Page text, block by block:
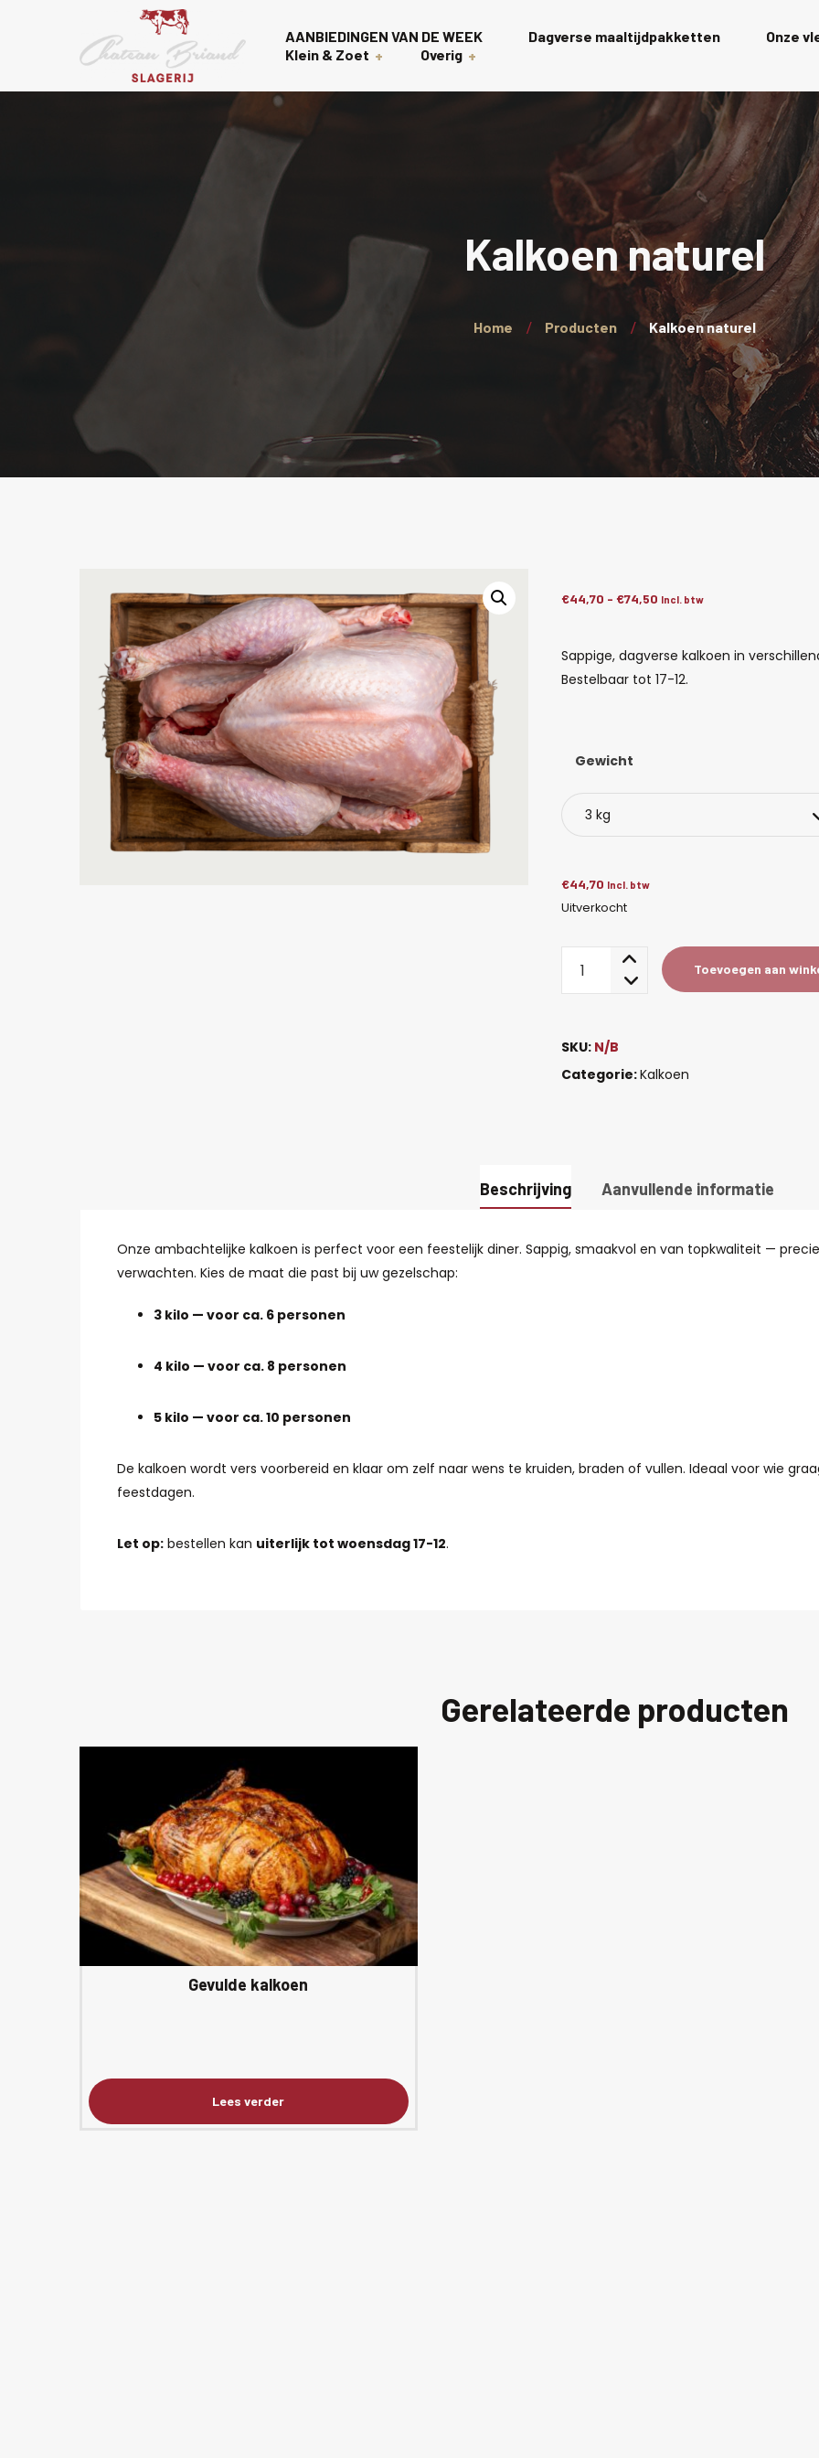
AANBIEDINGEN VAN DE WEEK Dagverse maaltijdpakketten Onze
Gourmet
Rollades
Charcuterie
Wagyu
Kalkoen
Wellington’s
Klein & Zoet
Nagerechten
Overig
Kalkoen naturel
Home Producten Kalkoen naturel
€44,70 - €74,50 Prijsklasse:
Incl. btw
Sappige, dagverse kalkoen in
Bestelbaar tot 17-12.
Gewicht
€44,70 Incl. btw
Uitverkocht
Toevoegen aan
SKU: N/B
Categorie:Kalkoen
Beschrijving Aanvullende informatie
Onze ambachtelijke kalkoen is perfect voor een feestelijk diner. Sappig, smaakvol en van topkwaliteit —
verwachten. Kies de maat die past bij uw gezelschap:
3 kilo — voor ca. 6 personen
4 kilo — voor ca. 8 personen
5 kilo — voor ca. 10 personen
De kalkoen wordt vers voorbereid en klaar om zelf naar wens te kruiden, braden of vullen. Ideaal voor wie
feestdagen.
Let op: bestellen kan uiterlijk tot woensdag 17-12.
Gerelateerde producten
Lees verder
Gevulde kalkoen